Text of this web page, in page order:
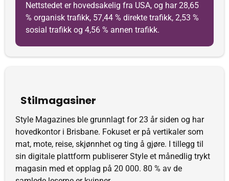
Nettstedet er hovedsakelig fra USA, og har 28,65
% organisk trafikk, 57,44 % direkte trafikk, 2,53 %
sosial trafikk og 4,56 % annen trafikk.
Stilmagasiner
Style Magazines ble grunnlagt for 23 år siden og har
hovedkontor i Brisbane. Fokuset er på vertikaler som
mat, mote, reise, skjønnhet og ting å gjøre. I tillegg til
sin digitale plattform publiserer Style et månedlig trykt
magasin med et opplag på 20 000. 80 % av de